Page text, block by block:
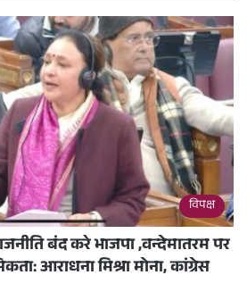
विपक्ष
बंद करे भाजपा ,वन्देमातरम पर
आराधना मिश्रा मोना, कांग्रेस